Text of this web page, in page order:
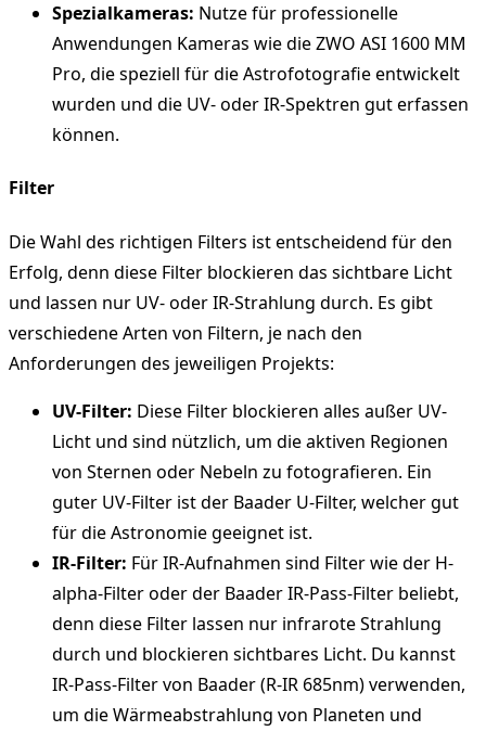
Spezialkameras: Nutze für professionelle
Anwendungen Kameras wie die ZWO ASI 1600 MM
Pro, die speziell für die Astrofotografie entwickelt
wurden und die UV- oder IR-Spektren gut erfassen
können.
Filter
Die Wahl des richtigen Filters ist entscheidend für den
Erfolg, denn diese Filter blockieren das sichtbare Licht
und lassen nur UV- oder IR-Strahlung durch. Es gibt
verschiedene Arten von Filtern, je nach den
Anforderungen des jeweiligen Projekts:
UV-Filter: Diese Filter blockieren alles außer UV-
Licht und sind nützlich, um die aktiven Regionen
von Sternen oder Nebeln zu fotografieren. Ein
guter UV-Filter ist der Baader U-Filter, welcher gut
für die Astronomie geeignet ist.
IR-Filter: Für IR-Aufnahmen sind Filter wie der H-
alpha-Filter oder der Baader IR-Pass-Filter beliebt,
denn diese Filter lassen nur infrarote Strahlung
durch und blockieren sichtbares Licht. Du kannst
IR-Pass-Filter von Baader (R-IR 685nm) verwenden,
um die Wärmeabstrahlung von Planeten und